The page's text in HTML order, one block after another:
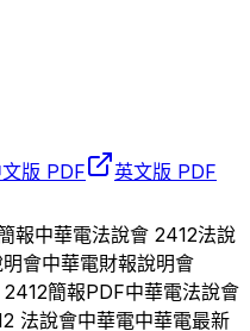
版 PDF
英文版 PDF
報中華電法說會 2412法說
會中華電財報說明會
2412簡報PDF中華電法說會
法說會中華電中華電最新